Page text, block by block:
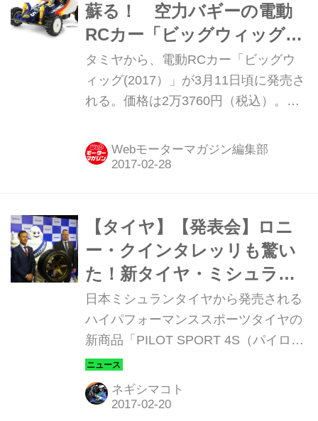
蘇る！ 空力バギーの電動
RCカー「ビッグウィッグ」
復刻 2015年2月28日【新製
品】
タミヤから、電動RCカー「ビッグウ
ィッグ(2017）」が3月11日頃に発売さ
れる。価格は2万3760円（税込）。ビ
のの復刻版だ。
Webモーターマガジン編集部
【タイヤ】【発表会】ロニ
ー・クインタレッリも驚い
た！新タイヤ・ミシュラン
「パイロットスポーツ4S」
のパフォーマンス 2017年2
月20日
日本ミシュランタイヤから発売される
ハイパフォーマンススポーツタイヤの
新商品「PILOT SPORT 4S（パイロッ
トスポーツ4S）。その新タイヤの発表
会が東京・六本木にあるメルセデス・
ベンツコネクション東京で開催され
ネギシマコト